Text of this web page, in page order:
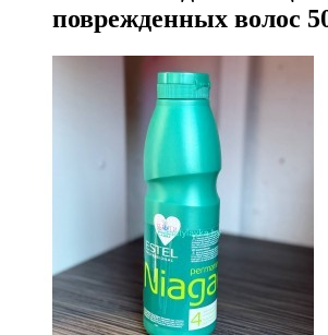
поврежденных волос